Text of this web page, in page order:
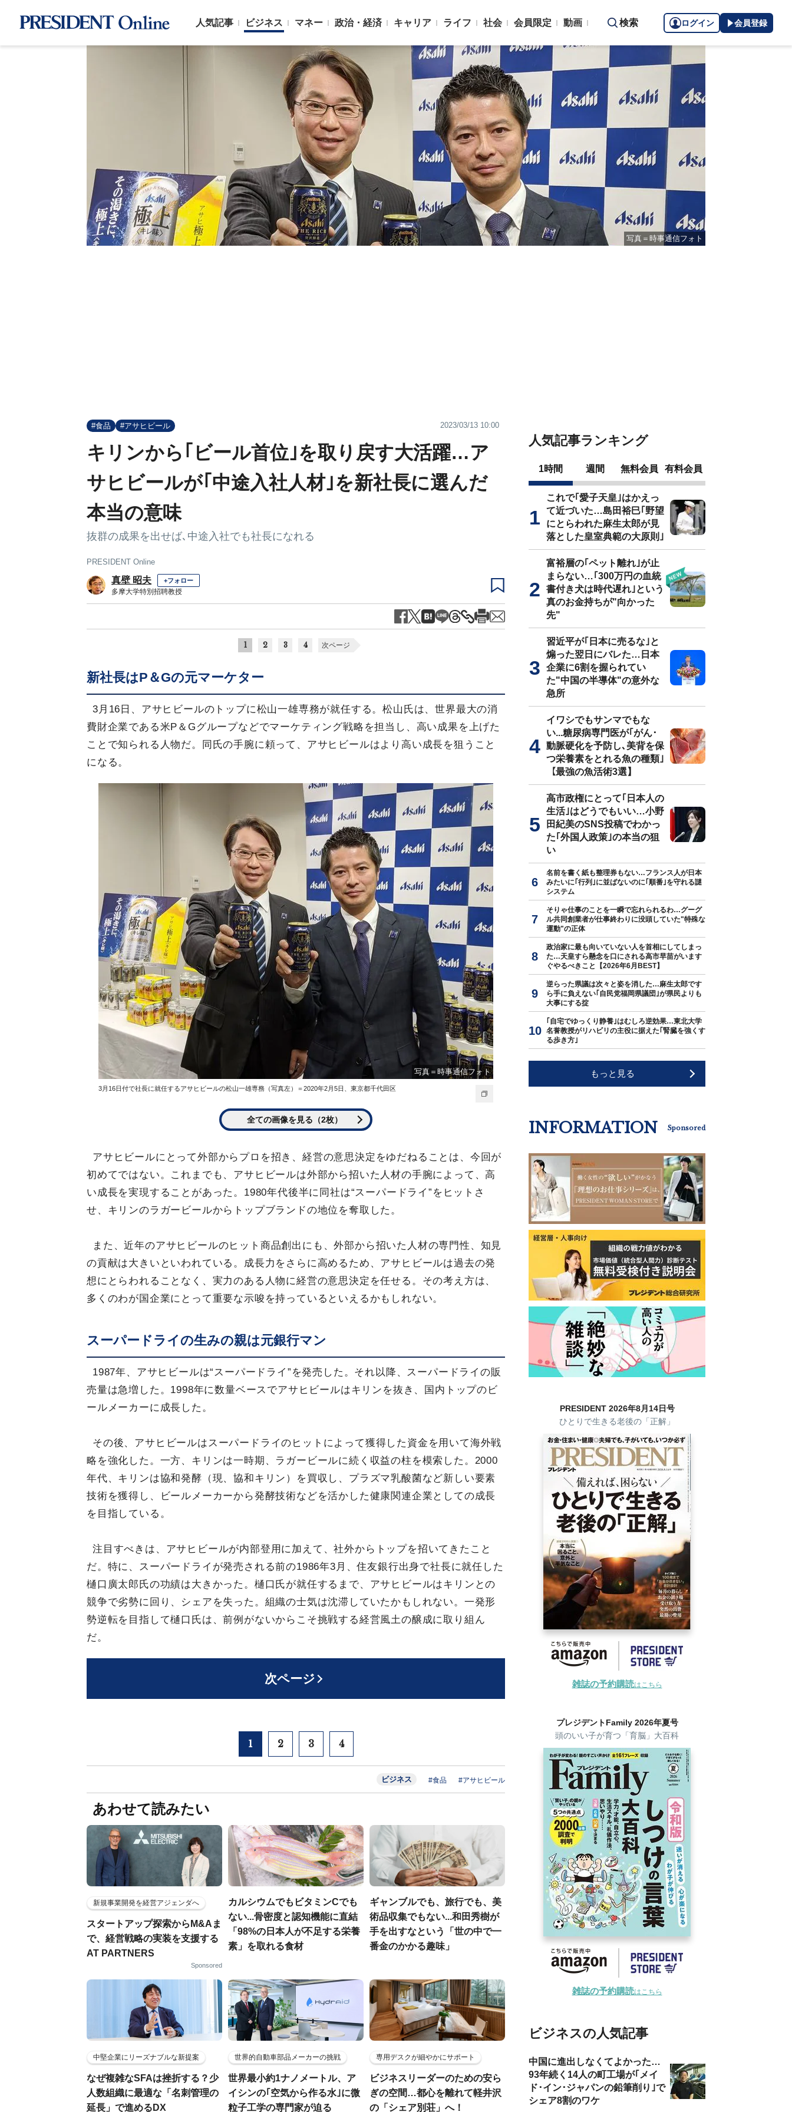
人気記事 ビジネス マネー 政治・経済 キャリア ライフ 社会 会員限定 動画 検索 ログイン 会員登録
写真＝時事通信フォト
#食品 #アサヒビール 2023/03/13 10:00
キリンから｢ビール首位｣を取り戻す大活躍…ア
サヒビールが｢中途入社人材｣を新社長に選んだ
本当の意味
抜群の成果を出せば､中途入社でも社長になれる
PRESIDENT Online
真壁 昭夫 +フォロー
多摩大学特別招聘教授
1 2 3 4 次ページ
新社長はP＆Gの元マーケター
3月16日、アサヒビールのトップに松山一雄専務が就任する。松山氏は、世界最大の消
費財企業である米P＆Gグループなどでマーケティング戦略を担当し、高い成果を上げた
ことで知られる人物だ。同氏の手腕に頼って、アサヒビールはより高い成長を狙うこと
になる。
写真＝時事通信フォト
3月16日付で社長に就任するアサヒビールの松山一雄専務（写真左）＝2020年2月5日、東京都千代田区
全ての画像を見る（2枚）
アサヒビールにとって外部からプロを招き、経営の意思決定をゆだねることは、今回が
初めてではない。これまでも、アサヒビールは外部から招いた人材の手腕によって、高
い成長を実現することがあった。1980年代後半に同社は“スーパードライ”をヒットさ
せ、キリンのラガービールからトップブランドの地位を奪取した。
また、近年のアサヒビールのヒット商品創出にも、外部から招いた人材の専門性、知見
の貢献は大きいといわれている。成長力をさらに高めるため、アサヒビールは過去の発
想にとらわれることなく、実力のある人物に経営の意思決定を任せる。その考え方は、
多くのわが国企業にとって重要な示唆を持っているといえるかもしれない。
スーパードライの生みの親は元銀行マン
1987年、アサヒビールは“スーパードライ”を発売した。それ以降、スーパードライの販
売量は急増した。1998年に数量ベースでアサヒビールはキリンを抜き、国内トップのビ
ールメーカーに成長した。
その後、アサヒビールはスーパードライのヒットによって獲得した資金を用いて海外戦
略を強化した。一方、キリンは一時期、ラガービールに続く収益の柱を模索した。2000
年代、キリンは協和発酵（現、協和キリン）を買収し、プラズマ乳酸菌など新しい要素
技術を獲得し、ビールメーカーから発酵技術などを活かした健康関連企業としての成長
を目指している。
注目すべきは、アサヒビールが内部登用に加えて、社外からトップを招いてきたこと
だ。特に、スーパードライが発売される前の1986年3月、住友銀行出身で社長に就任した
樋口廣太郎氏の功績は大きかった。樋口氏が就任するまで、アサヒビールはキリンとの
競争で劣勢に回り、シェアを失った。組織の士気は沈滞していたかもしれない。一発形
勢逆転を目指して樋口氏は、前例がないからこそ挑戦する経営風土の醸成に取り組ん
だ。
次ページ
1 2 3 4
ビジネス #食品 #アサヒビール
あわせて読みたい
新規事業開発を経営アジェンダへ
スタートアップ探索からM&Aま
で、経営戦略の実装を支援する
AT PARTNERS
Sponsored
カルシウムでもビタミンCでも
ない...骨密度と認知機能に直結
「98%の日本人が不足する栄養
素」を取れる食材
ギャンブルでも、旅行でも、美
術品収集でもない...和田秀樹が
手を出すなという「世の中で一
番金のかかる趣味」
中堅企業にリーズナブルな新提案
なぜ複雑なSFAは挫折する？少
人数組織に最適な「名刺管理の
延長」で進めるDX
世界的自動車部品メーカーの挑戦
世界最小約1ナノメートル、ア
イシンの｢空気から作る水｣に微
粒子工学の専門家が迫る
専用デスクが細やかにサポート
ビジネスリーダーのための安ら
ぎの空間…都心を離れて軽井沢
の「シェア別荘」へ！
人気記事ランキング
1時間 週間 無料会員 有料会員
これで｢愛子天皇｣はかえっ
て近づいた…島田裕巳｢野望
にとらわれた麻生太郎が見
落とした皇室典範の大原則｣
富裕層の｢ペット離れ｣が止
まらない…｢300万円の血統
書付き犬は時代遅れ｣という
真のお金持ちが"向かった
先"
習近平が｢日本に売るな｣と
煽った翌日にバレた…日本
企業に6割を握られてい
た"中国の半導体"の意外な
急所
イワシでもサンマでもな
い...糖尿病専門医が｢がん･
動脈硬化を予防し､美背を保
つ栄養素をとれる魚の種類｣
【最強の魚活術3選】
高市政権にとって｢日本人の
生活｣はどうでもいい…小野
田紀美のSNS投稿でわかっ
た｢外国人政策｣の本当の狙
い
名前を書く紙も整理券もない…フランス人が日本
みたいに｢行列｣に並ばないのに｢順番｣を守れる謎
システム
そりゃ仕事のことを一瞬で忘れられるわ…グーグ
ル共同創業者が仕事終わりに没頭していた"特殊な
運動"の正体
政治家に最も向いていない人を首相にしてしまっ
た…天皇すら懸念を口にされる高市早苗がいます
ぐやるべきこと【2026年6月BEST】
逆らった県議は次々と姿を消した…麻生太郎です
ら手に負えない｢自民党福岡県議団｣が県民よりも
大事にする掟
｢自宅でゆっくり静養｣はむしろ逆効果…東北大学
名誉教授がリハビリの主役に据えた｢腎臓を強くす
る歩き方｣
もっと見る
INFORMATION Sponsored
PRESIDENT 2026年8月14日号
ひとりで生きる老後の「正解」
雑誌の予約購読はこちら
プレジデントFamily 2026年夏号
頭のいい子が育つ「育脳」大百科
雑誌の予約購読はこちら
ビジネスの人気記事
中国に進出しなくてよかった…
93年続く14人の町工場が｢メイ
ド･イン･ジャパンの鉛筆削り｣で
シェア8割のワケ